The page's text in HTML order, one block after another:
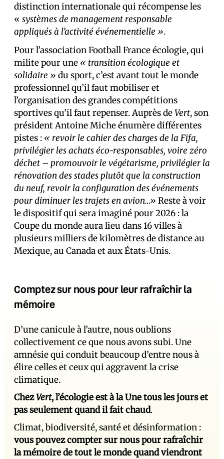
distinction internationale qui récompense les
« systèmes de management responsable
appliqués à l’activité événementielle ».
Pour l’association Football France écologie, qui
milite pour une « transition écologique et
solidaire » du sport, c’est avant tout le monde
professionnel qu’il faut mobiliser et
l’organisation des grandes compétitions
sportives qu’il faut repenser. Auprès deVert, son
président Antoine Miche énumère différentes
pistes : « revoir le cahier des charges de la Fifa,
privilégier les achats éco-responsables, voire zéro
déchet – promouvoir le végétarisme, privilégier la
rénovation des stades plutôt que la construction
du neuf, revoir la configuration des événements
pour diminuer les trajets en avion…» Reste à voir
le dispositif qui sera imaginé pour 2026 : la
Coupe du monde aura lieu dans 16 villes à
plusieurs milliers de kilomètres de distance au
Mexique, au Canada et aux États-Unis.
Comptez sur nous pour leur rafraîchir la
mémoire
D’une canicule à l’autre, nous oublions
collectivement ce que nous avons subi. Une
amnésie qui conduit beaucoup d’entre nous à
élire celles et ceux qui aggravent la crise
climatique.
ChezVert, l’écologie est à la Une tous les jours et
pas seulement quand il fait chaud.
Climat, biodiversité, santé et désinformation :
vous pouvez compter sur nous pour rafraîchir
la mémoire de tout le monde quand viendront